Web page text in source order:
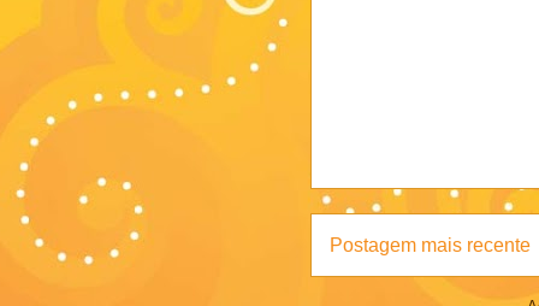
Postagem mais recente